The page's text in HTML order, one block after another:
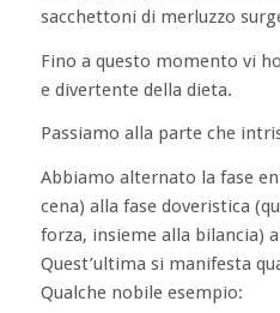
sacchettoni di merluzzo
Fino a questo momento vi
e divertente della dieta.
Passiamo alla parte che
Abbiamo alternato la fase
cena) alla fase doveristica
forza, insieme alla bilancia)
Quest’ultima si manifesta
Qualche nobile esempio: